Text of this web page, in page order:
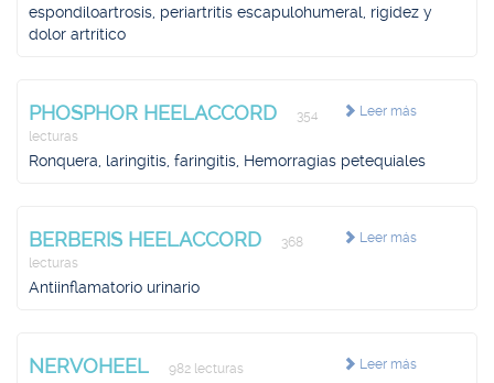
espondiloartrosis, periartritis escapulohumeral, rigidez y
dolor artrítico
Leer más
PHOSPHOR HEELACCORD
354
lecturas
Ronquera, laringitis, faringitis, Hemorragias petequiales
Leer más
BERBERIS HEELACCORD
368
lecturas
Antiinflamatorio urinario
Leer más
NERVOHEEL 982 lecturas